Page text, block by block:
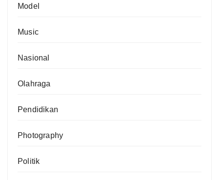
Model
Music
Nasional
Olahraga
Pendidikan
Photography
Politik